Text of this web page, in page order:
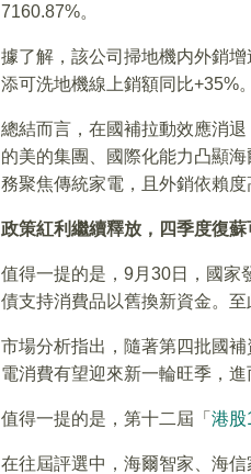
7160.87%。
據了解，該公司掃地機内外銷
添可洗地機線上銷額同比+35%
總結而言，在國補拉動效應消
的美的集團、國際化能力凸顯
務聚焦傳統家電，且外銷依賴
政策紅利繼續釋放，四季度復蘇
值得一提的是，9月30日，國家
債支持消費品以舊換新資金。
市場分析指出，隨著第四批國
電消費有望迎來新一輪旺季，
值得一提的是，第十二屆「 港股
在往屆評選中，海爾智家、海